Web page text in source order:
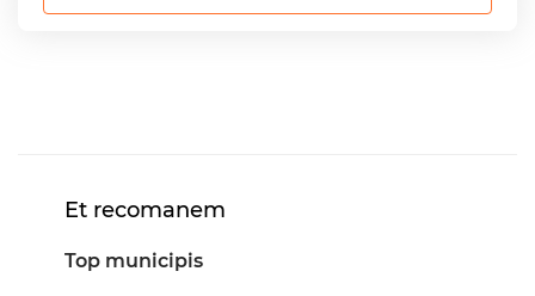
Et recomanem
Top municipis